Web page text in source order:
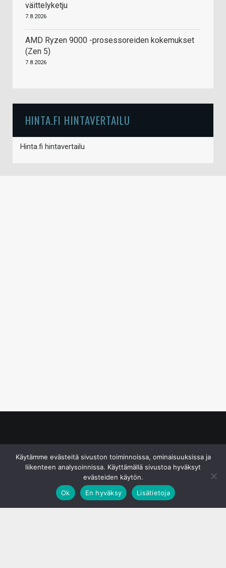
väittelyketju
7.8.2026
AMD Ryzen 9000 -prosessoreiden kokemukset
(Zen 5)
7.8.2026
HINTA.FI HINTAVERTAILU
Hinta.fi hintavertailu
Käytämme evästeitä sivuston toiminnoissa, ominaisuuksissa ja
liikenteen analysoinnissa. Käyttämällä sivustoa hyväksyt
evästeiden käytön.
Ok
En hyväksy Lisätietoja